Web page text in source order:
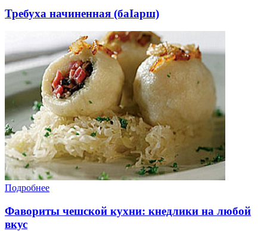
Требуха начиненная (баIарш)
Подробнее
Фавориты чешской кухни: кнедлики на любой
вкус